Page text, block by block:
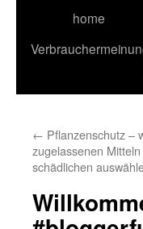
home
← Pflanzenschutz –
zugelassenen
schädlichen